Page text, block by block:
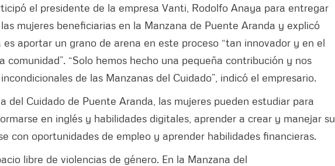
el presidente de la empresa Vanti, Rodolfo Anaya para entregar
mujeres beneficiarias en la Manzana de Puente Aranda y explicó
aportar un grano de arena en este proceso “tan innovador y en el
comunidad”. “Solo hemos hecho una pequeña contribución y nos
de las Manzanas del Cuidado”, indicó el empresario.
del Cuidado de Puente Aranda, las mujeres pueden estudiar para
en inglés y habilidades digitales, aprender a crear y manejar su
con oportunidades de empleo y aprender habilidades financieras.
libre de violencias de género. En la Manzana del